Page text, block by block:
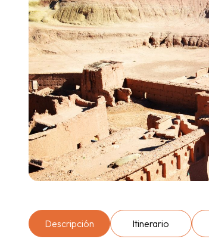
Descripción Itinerario